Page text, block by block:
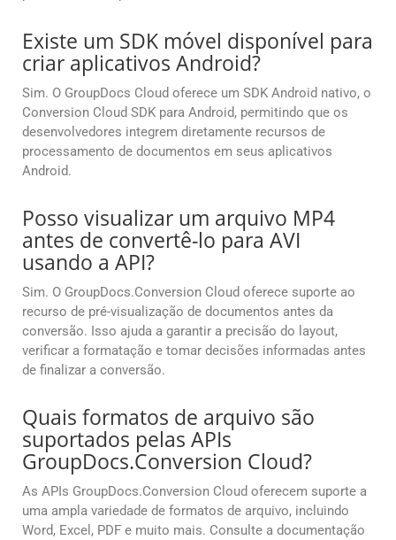
Existe um SDK móvel disponível para
criar aplicativos Android?
Sim. O GroupDocs Cloud oferece um SDK Android nativo, o
Conversion Cloud SDK para Android, permitindo que os
desenvolvedores integrem diretamente recursos de
processamento de documentos em seus aplicativos
Android.
Posso visualizar um arquivo MP4
antes de convertê-lo para AVI
usando a API?
Sim. O GroupDocs.Conversion Cloud oferece suporte ao
recurso de pré-visualização de documentos antes da
conversão. Isso ajuda a garantir a precisão do layout,
verificar a formatação e tomar decisões informadas antes
de finalizar a conversão.
Quais formatos de arquivo são
suportados pelas APIs
GroupDocs.Conversion Cloud?
As APIs GroupDocs.Conversion Cloud oferecem suporte a
uma ampla variedade de formatos de arquivo, incluindo
Word, Excel, PDF e muito mais. Consulte a documentação